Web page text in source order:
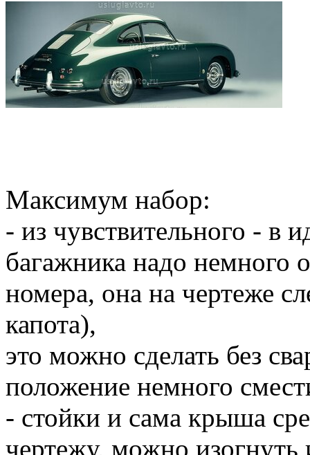
Максимум набор:
- из чувствительного - в
багажника надо немного
номера, она на чертеже
капота),
это можно сделать без
положение немного
- стойки и сама крыша
чертежу, можно